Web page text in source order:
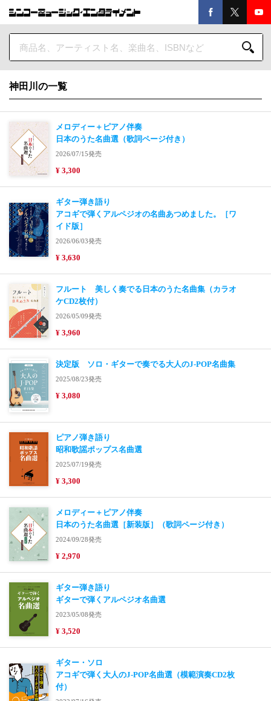
神田川の一覧
メロディー＋ピアノ伴奏
日本のうた名曲選（歌詞ページ付き）
2026/07/15発売
¥ 3,300
ギター弾き語り
アコギで弾くアルペジオの名曲あつめました。［ワ
イド版］
2026/06/03発売
¥ 3,630
フルート 美しく奏でる日本のうた名曲集（カラオ
ケCD2枚付）
2026/05/09発売
¥ 3,960
決定版 ソロ・ギターで奏でる大人のJ-POP名曲集
2025/08/23発売
¥ 3,080
ピアノ弾き語り
昭和歌謡ポップス名曲選
2025/07/19発売
¥ 3,300
メロディー＋ピアノ伴奏
日本のうた名曲選［新装版］（歌詞ページ付き）
2024/09/28発売
¥ 2,970
ギター弾き語り
ギターで弾くアルペジオ名曲選
2023/05/08発売
¥ 3,520
ギター・ソロ
アコギで弾く大人のJ-POP名曲選（模範演奏CD2枚
付）